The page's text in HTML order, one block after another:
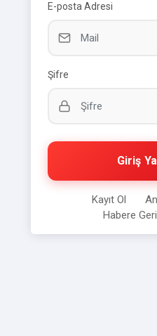
E-posta Adresi
Şifre
Giriş
Kayıt Ol
Habere